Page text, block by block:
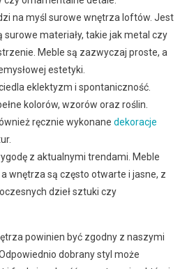
na myśl surowe wnętrza loftów. Jest
materiały, takie jak metal czy
Meble są zazwyczaj proste, a
estetyki.
eklektyzm i spontaniczność.
kolorów, wzorów oraz roślin.
ręcznie wykonane dekoracje
z aktualnymi trendami. Meble
wnętrza są często otwarte i jasne, z
dzieł sztuki czy
powinien być zgodny z naszymi
dobrany styl może